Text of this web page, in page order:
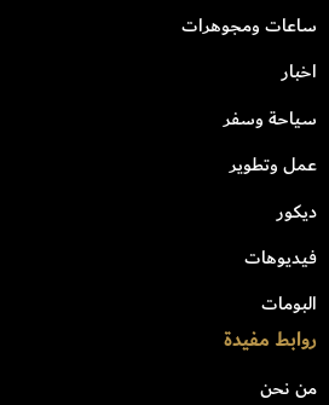
ساعات ومجوهرات
اخبار
سياحة وسفر
عمل وتطوير
ديكور
فيديوهات
البومات
روابط مفيدة
من نحن